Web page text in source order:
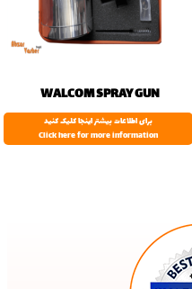
WALCOM SPRAY GUN
برای اطلاعات بیشتر اینجا کلیک کنید
Click here for more information